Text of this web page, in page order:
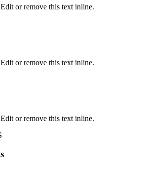
or remove this text inline.
or remove this text inline.
or remove this text inline.